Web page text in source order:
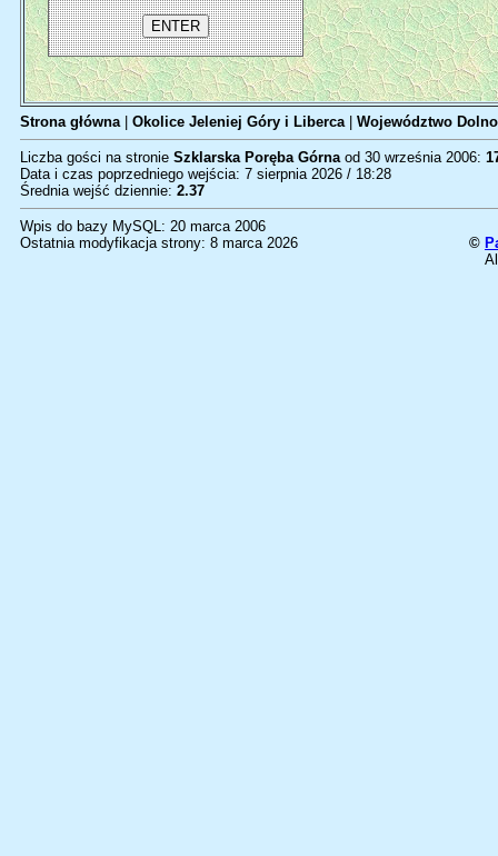
Strona główna| Okolice Jeleniej Góry i Liberca| Województwo
Liczba gości na stronie Szklarska Poręba Górnaod 30 września 2006:
Data i czas poprzedniego wejścia: 7 sierpnia 2026 / 18:28
Średnia wejść dziennie: 2.37
Wpis do bazy MySQL: 20 marca 2006
Ostatnia modyfikacja strony: 8 marca 2026
©